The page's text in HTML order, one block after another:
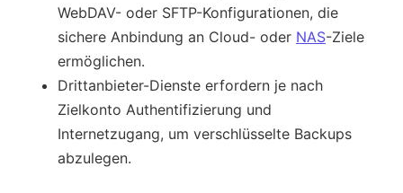
WebDAV- oder SFTP-Konfigurationen, die
sichere Anbindung an Cloud- oder NAS-Ziele
ermöglichen.
Drittanbieter-Dienste erfordern je nach
Zielkonto Authentifizierung und
Internetzugang, um verschlüsselte Backups
abzulegen.